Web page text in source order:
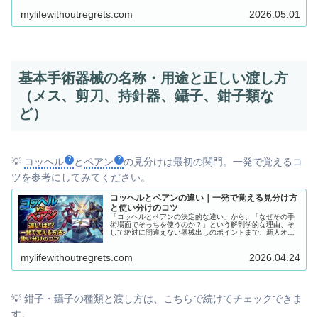
るけど、“器械出しの考え方”を教えきれていない」 そんな
悩みを解決するために、本記事では器械出し看護師の本当
の役割と術野における心構えを徹底解説します。 この記事
mylifewithoutregrets.com 2026.05.01
基本手術器械の名称・用途と正しい渡し方
（メス、剪刀、持針器、鑷子、鉗子類な
ど）
💡 コッヘル と ペアン
の見分けは最初の関門。一発で覚えるコ
ツを参考にしてみてください。
コッヘルとペアンの違い｜一発で覚える見分け方
と使い分けのコツ
「コッヘルとペアンの決定的な違い」から、「なぜその手
術場面でそっちを使うのか？」という解剖学的な理由、そ
して絶対に間違えない器械出しのポイントまで、新人オペ
ありません！
mylifewithoutregrets.com 2026.04.24
💡 鉗子・鑷子の種類と渡し方は、こちらで続けてチェックできま
す。